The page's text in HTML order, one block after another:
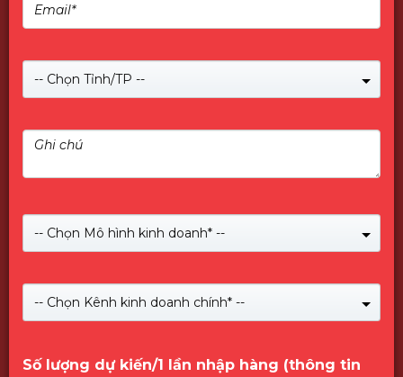
Giới Thiệu về PNY
-- Chọn Tỉnh/TP --
-- Chọn Mô hình kinh doanh* --
-- Chọn Kênh kinh doanh chính* --
Số lượng dự kiến/1 lần nhập hàng (thông tin